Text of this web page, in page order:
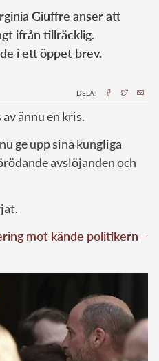
Giuffre anser att
ifrån tillräcklig.
i ett öppet brev.
DELA:
ännu en kris.
ge upp sina kungliga
avslöjanden och
mot kände politikern –